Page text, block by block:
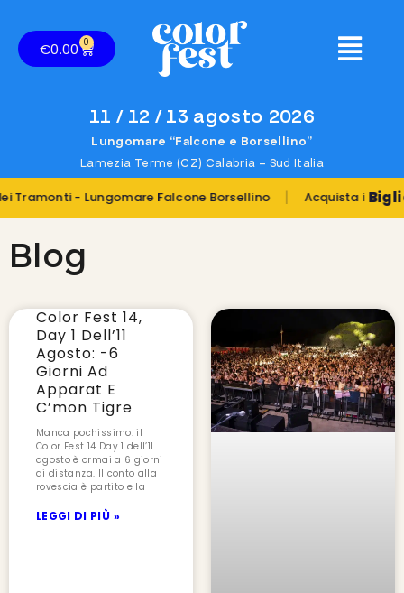
€0.00 0
11 / 12 / 13 agosto 2026
Lungomare “Falcone e Borsellino”
Lamezia Terme (CZ) Calabria – Sud Italia
- Lungomare Falcone Borsellino | Acquista iBiglietti
Blog
Color Fest 14,
Day 1 Dell’11
Agosto: -6
Giorni Ad
Apparat E
C’mon Tigre
Manca pochissimo: il
Color Fest 14 Day 1 dell’11
agosto è ormai a 6 giorni
di distanza. Il conto alla
rovescia è partito e la
LEGGI DI PIÙ »